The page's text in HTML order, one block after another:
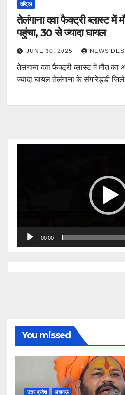
राष्ट्रिय
तेलंगाना दवा फैक्ट्री ब्लास्ट
पहुंचा, 30 से ज्यादा घायल
JUNE 30, 2025 NEWS
तेलंगाना दवा फैक्ट्री ब्लास्ट में मौत
ज्यादा घायल तेलंगाना के संगारेड्डी
00:00
You missed
उत्तर प्रदेश लखनऊ